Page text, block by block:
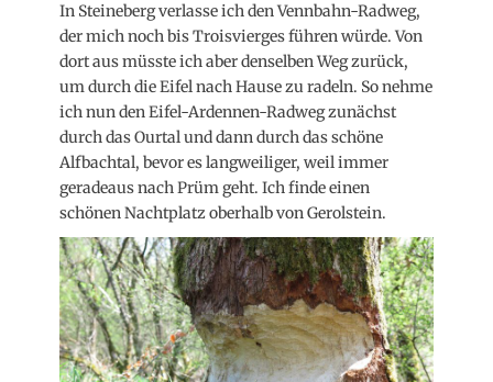
In Steineberg verlasse ich den Vennbahn-Radweg,
der mich noch bis Troisvierges führen würde. Von
dort aus müsste ich aber denselben Weg zurück,
um durch die Eifel nach Hause zu radeln. So nehme
ich nun den Eifel-Ardennen-Radweg zunächst
durch das Ourtal und dann durch das schöne
Alfbachtal, bevor es langweiliger, weil immer
geradeaus nach Prüm geht. Ich finde einen
schönen Nachtplatz oberhalb von Gerolstein.